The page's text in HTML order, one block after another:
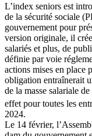
L’index seniors est
de la sécurité sociale
gouvernement pour
version originale, il
salariés et plus, de
définie par voie
actions mises en place
obligation entraînerait
de la masse salariale
effet pour toutes les
2024.
Le 14 février,